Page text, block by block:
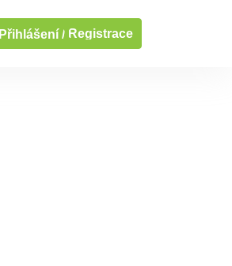
Přihlášení / Registrace